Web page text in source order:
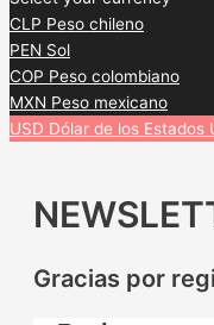
CLP Peso chileno
PEN Sol
COP Peso colombiano
MXN Peso mexicano
USD Dólar de los Estados
Gracias por